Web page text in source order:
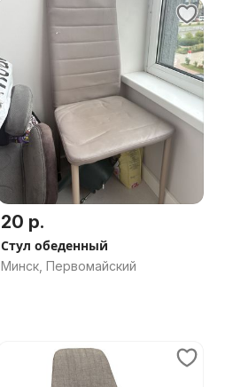
20 р.
Стул обеденный
Минск, Первомайский